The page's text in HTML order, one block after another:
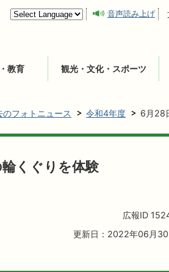
音声読み上げ
教育 観光・文化・スポーツ
のフォトニュース 令和4年度 6月28
くぐりを体験
広報ID
更新日：2022年06月30